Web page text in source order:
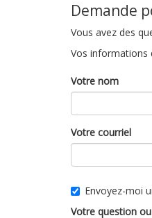
Demande
Vous avez des
Vos informations
Votre nom
Votre courriel
Envoyez-moi
Votre question